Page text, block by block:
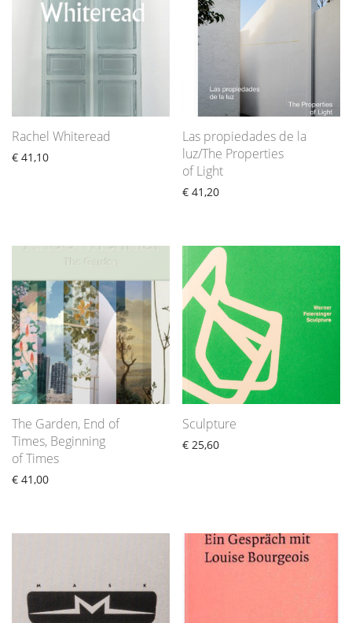
Rachel Whiteread
€ 41,10
Las propiedades de la
luz/The Properties
of Light
€ 41,20
The Garden, End of
Times, Beginning
of Times
€ 41,00
Sculpture
€ 25,60